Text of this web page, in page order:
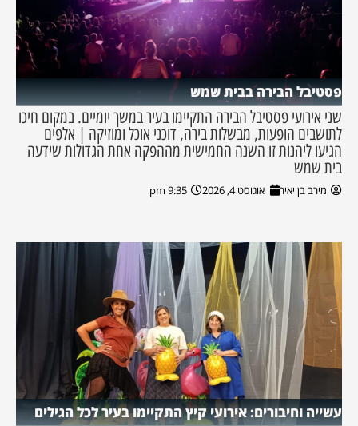
פסטיבל הבירה בבית שמש
שני אירועי פסטיבל הבירה התקיימו בעיר במשך יומיים. במקום חיכו
לתושבים הופעות, מבשלות בירה, דוכני אוכל ומוזיקה | אלפים
הגיעו ליהנות זו השנה החמישית מההפקה אחת הגדולות שידעה
בית שמש
מירב בן יאיר אוגוסט 4, 2026 9:35 pm
עשייה וחיבורים: אירועי קיץ התקיימו בעיר לכל הגילים